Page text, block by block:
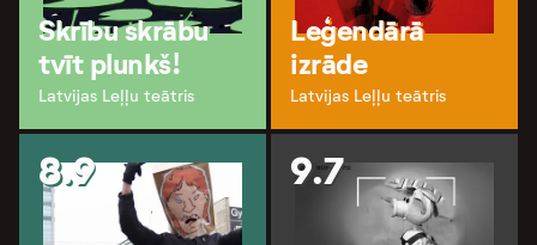
Skrību skrābu
tvīt plunkš!
Latvijas Leļļu teātris
Leģendārā
izrāde
Latvijas Leļļu teātris
8.9 9.7